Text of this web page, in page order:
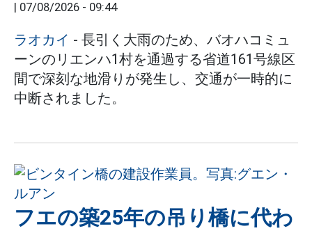
| 07/08/2026 - 09:44
ラオカイ - 長引く大雨のため、バオハコミュ
ーンのリエンハ1村を通過する省道161号線区
間で深刻な地滑りが発生し、交通が一時的に
中断されました。
フエの築25年の吊り橋に代わ